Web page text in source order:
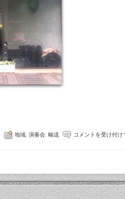
地域 演奏会 輸送 コメントを受け付け